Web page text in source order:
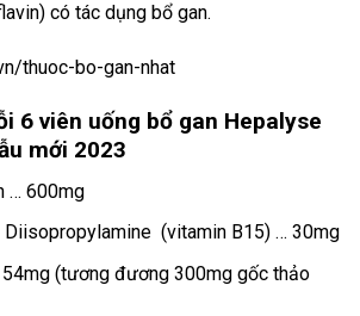
có tác dụng bổ gan.
thuoc-bo-gan-nhat
6 viên uống bổ gan Hepalyse
mới 2023
… 600mg
Diisopropylamine (vitamin B15) … 30mg
54mg (tương đương 300mg gốc thảo